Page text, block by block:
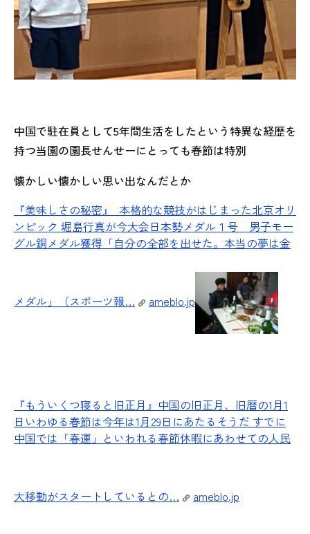
中国で駐在員として5年間生活をしたという特異な経歴を
持つ当園の園長せんせーにとっても春節は特別
懐かしい懐かしい思い出なんだとか
『美味しさの秘密』
本格的な競技がはじまった北京オリ
ンピック 堀島行真が今大会日本勢メダル１号 男子モー
グル銅メダル獲得「自分の全部を出せた。本当の夢は金
メダル」（スポーツ報… ameblo.jp
『もういくつ寝ると旧正月』 中国の旧正月、旧暦の1月1
日いわゆる春節は今年は1月29日にあたるそうだ すでに
中国では「春運」といわれる春節休暇にあわせての人民
大移動がスタートしているとの… ameblo.jp